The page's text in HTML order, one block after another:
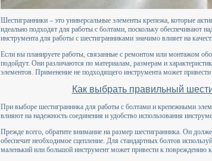
Шестигранники – это универсальные элементы крепежа, которые
идеально подходят для работы с болтами, поскольку обеспечивают
инструмента для работы с шестигранниками значимо влияет на
Если вы планируете работы, связанные с ремонтом или монтажом
подойдут. Они различаются по материалам, размерам и
элементов. Применение не подходящего инструмента может
Как выбрать правильный
При выборе шестигранника для работы с болтами и крепежными
влияют на надежность соединения и удобство использования
Прежде всего, обратите внимание на размер шестигранника. Он
обеспечит необходимое сцепление. Для стандартных болтов
маленький или большой инструмент может привести к повреждению